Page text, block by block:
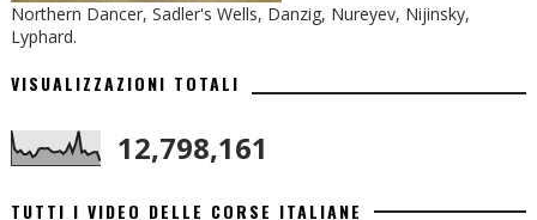
Northern Dancer, Sadler's Wells, Danzig, Nureyev, Nijinsky,
Lyphard.
VISUALIZZAZIONI TOTALI
12,798,161
TUTTI I VIDEO DELLE CORSE ITALIANE